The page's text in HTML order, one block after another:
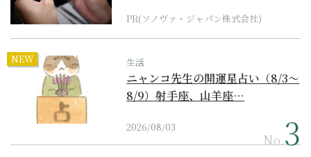
PR(ソノヴァ・ジャパン株式会社)
NEW 生活
ニャンコ先生の開運星占い（8/3～
8/9）射手座、山羊座…
2026/08/03
No.